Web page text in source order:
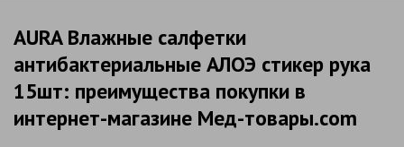
AURA Влажные салфетки
антибактериальные АЛОЭ стикер рука
15шт: преимущества покупки в
интернет-магазине Мед-товары.com